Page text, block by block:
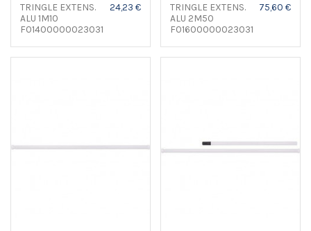
TRINGLE EXTENS.
ALU 1M10
F01400000023031
24,23 €
TRINGLE EXTENS.
ALU 2M50
F01600000023031
75,60 €